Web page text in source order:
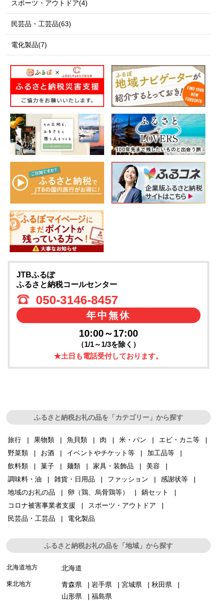
スポーツ・アウトドア(4)
民芸品・工芸品(63)
電化製品(7)
JTBふるぽ
ふるさと納税コールセンター
050-3146-8457
年中無休
10:00～17:00
（1/1～1/3を除く）
★土日も電話受付しております。
ふるさと納税お礼の品を「カテゴリー」から探す
旅行 果物類 魚貝類 肉 米・パン
エビ・カニ等
野菜類
お酒 イベントやチケット等
加工品等
飲料類
菓子 麺類 家具・装飾品
美容
調味料・油
雑貨・日用品 ファッション
感謝状等
地域のお礼の品
卵（鶏、烏骨鶏等）
鍋セット
コロナ被害事業者支援
スポーツ・アウトドア
民芸品・工芸品
電化製品
ふるさと納税お礼の品を「地域」から探す
北海道地方 北海道
東北地方 青森県 岩手県 宮城県
秋田県
山形県
福島県